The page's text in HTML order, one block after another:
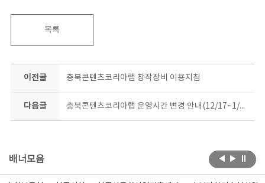
목록
이전글 충북콘텐츠코리아랩 창작장비 이용지침
다음글 충북콘텐츠코리아랩 운영시간 변경 안내(12/17~1/31)
배너모음